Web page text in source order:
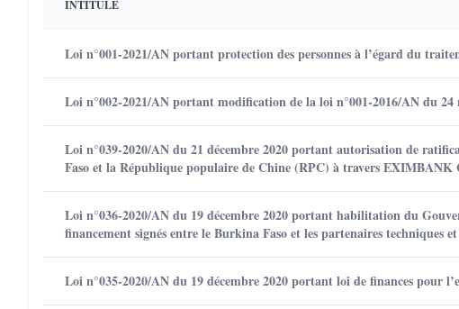
INTITULÉ
Loi n°001-2021/AN portant protection des personnes à l’égard du
Loi n°002-2021/AN portant modification de la loi n°001-2016/AN du
Loi n°039-2020/AN du 21 décembre 2020 portant autorisation de
Faso et la République populaire de Chine (RPC) à travers
Loi n°036-2020/AN du 19 décembre 2020 portant habilitation du
financement signés entre le Burkina Faso et les partenaires techniques
Loi n°035-2020/AN du 19 décembre 2020 portant loi de finances pour